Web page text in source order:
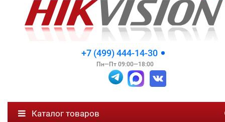
+7 (499) 444-14-30
Пн—Пт 09:00—18:00
Каталог товаров